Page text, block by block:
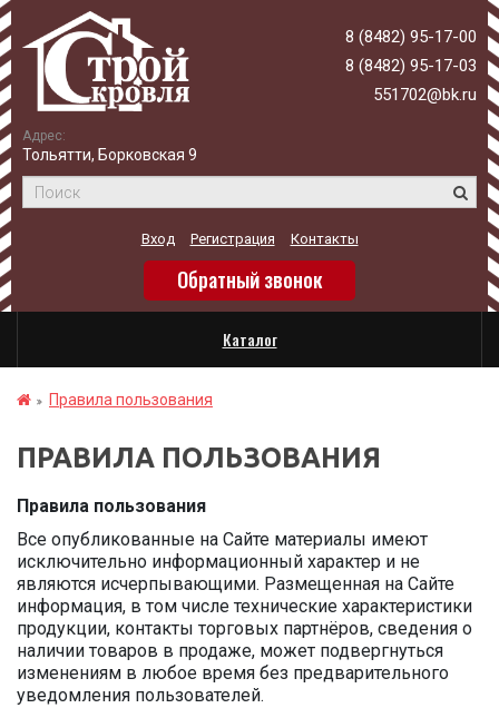
8 (8482) 95-17-00
8 (8482) 95-17-03
551702@bk.ru
Адрес:
Тольятти, Борковская 9
Вход Регистрация Контакты
Обратный звонок
Каталог
Правила пользования
ПРАВИЛА ПОЛЬЗОВАНИЯ
Правила пользования
Все опубликованные на Сайте материалы имеют
исключительно информационный характер и не
являются исчерпывающими. Размещенная на Сайте
информация, в том числе технические характеристики
продукции, контакты торговых партнёров, сведения о
наличии товаров в продаже, может подвергнуться
изменениям в любое время без предварительного
уведомления пользователей.